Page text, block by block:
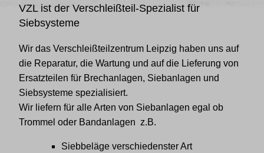
VZL ist der Verschleißteil-Spezialist für
Siebsysteme
Wir das Verschleißteilzentrum Leipzig haben uns auf
die Reparatur, die Wartung und auf die Lieferung von
Ersatzteilen für Brechanlagen, Siebanlagen und
Siebsysteme spezialisiert.
Wir liefern für alle Arten von Siebanlagen egal ob
Trommel oder Bandanlagen z.B.
Siebbeläge verschiedenster Art